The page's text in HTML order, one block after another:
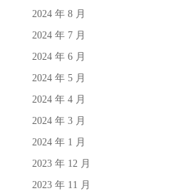
2024 年 8 月
2024 年 7 月
2024 年 6 月
2024 年 5 月
2024 年 4 月
2024 年 3 月
2024 年 1 月
2023 年 12 月
2023 年 11 月